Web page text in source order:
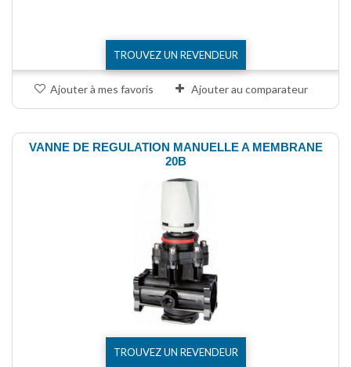
TROUVEZ UN REVENDEUR
Ajouter à mes favoris Ajouter au comparateur
VANNE DE REGULATION MANUELLE A MEMBRANE
20B
TROUVEZ UN REVENDEUR